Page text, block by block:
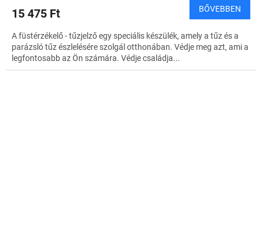
15 475 Ft BŐVEBBEN
A füstérzékelő - tűzjelző egy speciális készülék, amely a tűz és a
parázsló tűz észlelésére szolgál otthonában. Védje meg azt, ami a
legfontosabb az Ön számára. Védje családja...